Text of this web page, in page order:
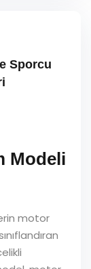
Sporcu
Modeli
motor